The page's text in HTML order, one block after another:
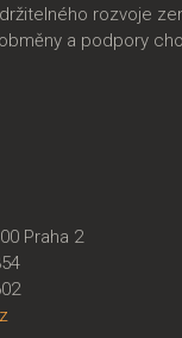
rozvoje
a podpory
Praha 2